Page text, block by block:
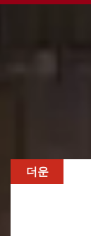
더운